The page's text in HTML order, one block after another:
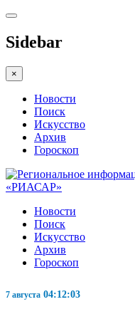
Sidebar
×
Новости
Поиск
Искусство
Архив
Гороскоп
«РИАСАР»
Новости
Поиск
Искусство
Архив
Гороскоп
7 августа 04:12:04